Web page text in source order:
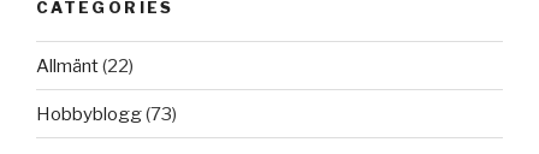
CATEGORIES
Allmänt(22)
Hobbyblogg(73)